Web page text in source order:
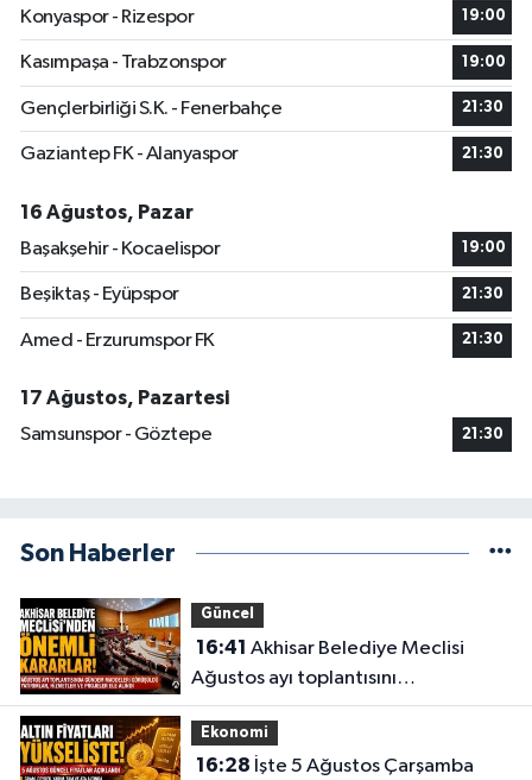
Konyaspor - Rizespor
19:00
Kasımpaşa - Trabzonspor 19:00
Gençlerbirliği S.K. - Fenerbahçe 21:30
Gaziantep FK - Alanyaspor 21:30
16 Ağustos, Pazar
Başakşehir - Kocaelispor
19:00
Beşiktaş - Eyüpspor 21:30
Amed - Erzurumspor FK 21:30
17 Ağustos, Pazartesi
Samsunspor - Göztepe
21:30
Son Haberler
Güncel
16:41
Ağustos ayı toplantısını
gerçekleştirdi
Ekonomi
16:28